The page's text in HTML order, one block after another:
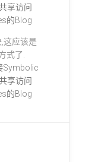
享访问
的Blog
这应该是
式了.
Symbolic
享访问
的Blog